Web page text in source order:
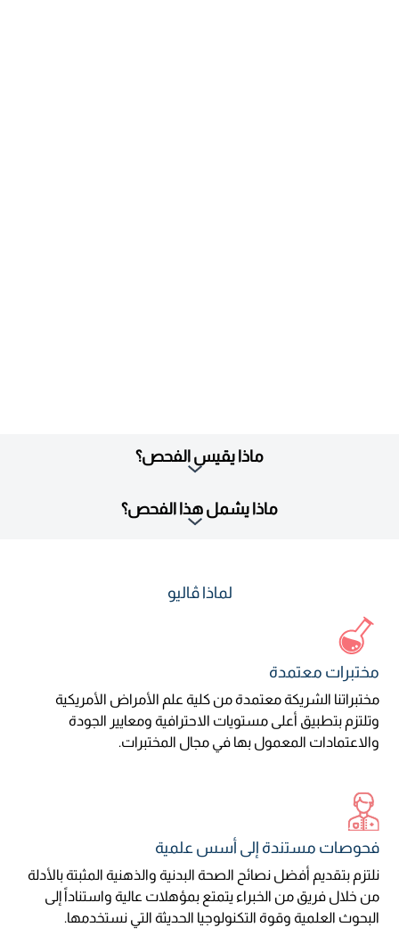
ماذا يقيس الفحص؟
ماذا يشمل هذا الفحص؟
لماذا ڤاليو
مختبرات معتمدة
مختبراتنا الشريكة معتمدة من كلية علم الأمراض الأمريكية
وتلتزم بتطبيق أعلى مستويات الاحترافية ومعايير الجودة
والاعتمادات المعمول بها في مجال المختبرات.
فحوصات مستندة إلى أسس علمية
نلتزم بتقديم أفضل نصائح الصحة البدنية والذهنية المثبتة بالأدلة
من خلال فريق من الخبراء يتمتع بمؤهلات عالية واستناداً إلى
البحوث العلمية وقوة التكنولوجيا الحديثة التي نستخدمها.